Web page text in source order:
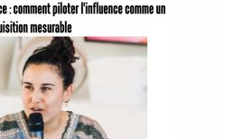
des artistes dans les médias
Pourquoi l’environnement de
celles et ceux qui veulent